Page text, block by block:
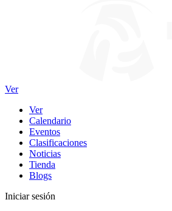
Ver
Ver
Calendario
Eventos
Clasificaciones
Noticias
Tienda
Blogs
Iniciar sesión